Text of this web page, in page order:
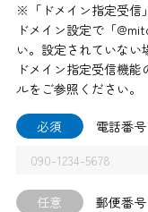
※「ドメイン指定受信
ドメイン設定で「
い。設定されていない
ドメイン指定受信機
ルをご参照ください。
必須 電話番号
任意 郵便番号